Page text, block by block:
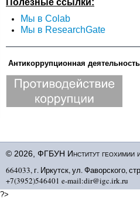
Полезные ссылки:
Мы в Colab
Мы в ResearchGate
Антикоррупционная деятельность
© 2026, ФГБУН Институт
664033, г. Иркутск, ул. Фаворского,
+7(3952)546401 e-mail:dir@igc.irk.ru
?>